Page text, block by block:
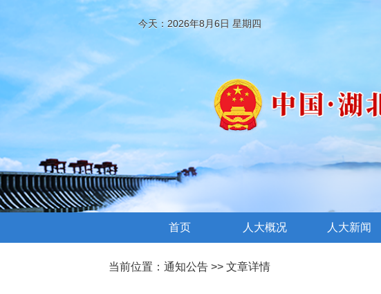
今天：2026年8月6日 星期四
首页 人大概况 人大新闻
当前位置： 通知公告 >> 文章详情